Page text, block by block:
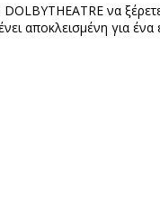
DOLBYTHEATRE να
αποκλεισμένη για